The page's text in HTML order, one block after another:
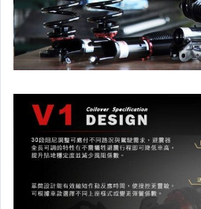
煞車油門踏板.冷光迎賓踏板
排氣管.內龜板.下護板.擋泥板
原廠改裝水箱罩.通風網
各車系燈眉.空力套件
非常機車